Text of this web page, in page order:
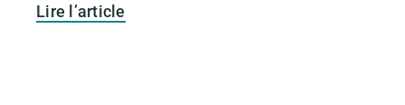
Lire l’article